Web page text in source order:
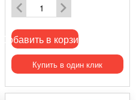
Добавить в корзину
Купить в один клик